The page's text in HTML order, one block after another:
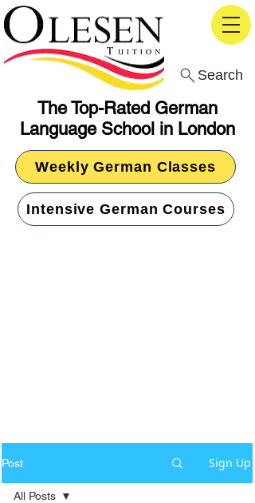
The Top-Rated German
Language School in London
Search
Weekly German Classes
Intensive German Courses
Post Sign Up
All Posts